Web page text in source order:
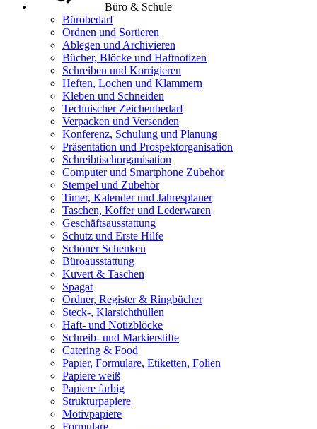
Büro & Schule
Bürobedarf
Ordnen und Sortieren
Ablegen und Archivieren
Bücher, Blöcke und Haftnotizen
Schreiben und Korrigieren
Heften, Lochen und Klammern
Kleben und Schneiden
Technischer Zeichenbedarf
Verpacken und Versenden
Konferenz, Schulung und Planung
Präsentation und Prospektorganisation
Schreibtischorganisation
Computer und Smartphone Zubehör
Stempel und Zubehör
Timer, Kalender und Jahresplaner
Taschen, Koffer und Lederwaren
Geschäftsausstattung
Schutz und Erste Hilfe
Schöner Schenken
Büroausstattung
Kuvert & Taschen
Spagat
Ordner, Register & Ringbücher
Steck-, Klarsichthüllen
Haft- und Notizblöcke
Schreib- und Markierstifte
Catering & Food
Papier, Formulare, Etiketten, Folien
Papiere weiß
Papiere farbig
Strukturpapiere
Motivpapiere